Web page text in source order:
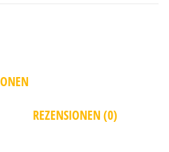
REZENSIONEN (0)